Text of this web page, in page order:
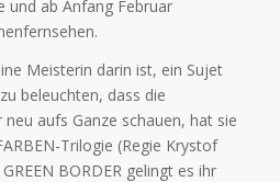
und ab Anfang Februar
Meisterin darin ist, ein Sujet
beleuchten, dass die
aufs Ganze schauen, hat sie
Trilogie (Regie Krystof
BORDER gelingt es ihr